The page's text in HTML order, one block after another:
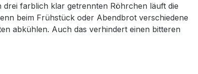
drei farblich klar getrennten Röhrchen läuft die
beim Frühstück oder Abendbrot verschiedene
abkühlen. Auch das verhindert einen bitteren